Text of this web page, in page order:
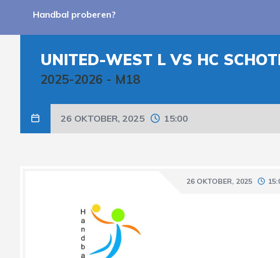
Handbal proberen?
UNITED-WEST L VS HC
2025-2026 - M18
26 OKTOBER, 2025 15:00
26 OKTOBER, 2025